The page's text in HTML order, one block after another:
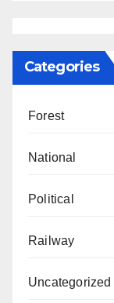
Categories
Forest
National
Political
Railway
Uncategorized